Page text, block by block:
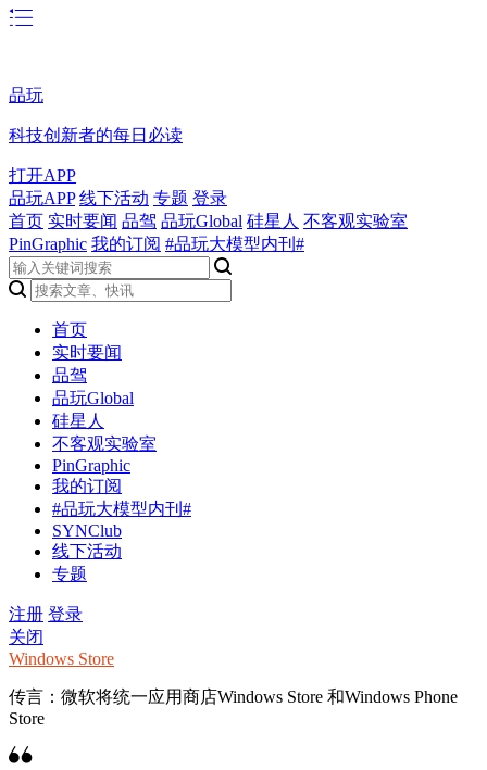
品玩
科技创新者的每日必读
打开APP
品玩APP 线下活动 专题 登录
首页 实时要闻 品驾 品玩Global 硅星人 不客观实验室
PinGraphic 我的订阅 #品玩大模型内刊#
首页
实时要闻
品驾
品玩Global
硅星人
不客观实验室
PinGraphic
我的订阅
#品玩大模型内刊#
SYNClub
线下活动
专题
注册 登录
关闭
Windows Store
传言：微软将统一应用商店Windows Store 和Windows Phone
Store